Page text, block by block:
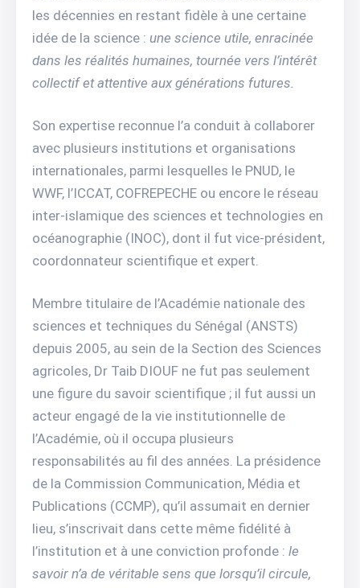
les décennies en restant fidèle à une certaine
idée de la science : une science utile, enracinée
dans les réalités humaines, tournée vers l’intérêt
collectif et attentive aux générations futures.
Son expertise reconnue l’a conduit à collaborer
avec plusieurs institutions et organisations
internationales, parmi lesquelles le PNUD, le
WWF, l’ICCAT, COFREPECHE ou encore le réseau
inter-islamique des sciences et technologies en
océanographie (INOC), dont il fut vice-président,
coordonnateur scientifique et expert.
Membre titulaire de l’Académie nationale des
sciences et techniques du Sénégal (ANSTS)
depuis 2005, au sein de la Section des Sciences
agricoles, Dr Taib DIOUF ne fut pas seulement
une figure du savoir scientifique ; il fut aussi un
acteur engagé de la vie institutionnelle de
l’Académie, où il occupa plusieurs
responsabilités au fil des années. La présidence
de la Commission Communication, Média et
Publications (CCMP), qu’il assumait en dernier
lieu, s’inscrivait dans cette même fidélité à
l’institution et à une conviction profonde : le
savoir n’a de véritable sens que lorsqu’il circule,